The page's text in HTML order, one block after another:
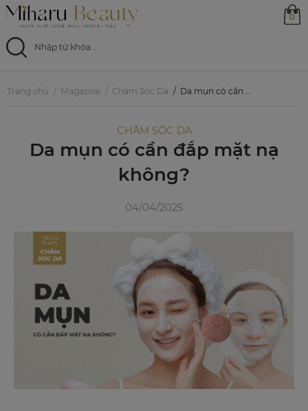
0
Trang chủ
Sản phẩm
Ưu đãi
Trang chủ Magazine Chăm Sóc Da Da mụn có cần đắp mặt nạ không?
CHĂM SÓC DA
Da mụn có cần đắp mặt nạ
không?
04/04/2025